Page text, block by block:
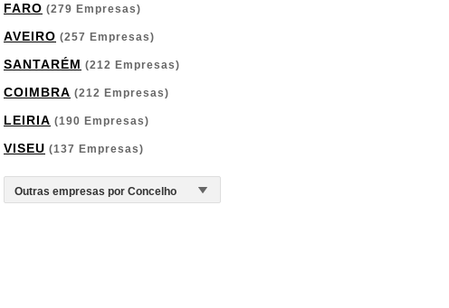
FARO (279 Empresas)
AVEIRO (257 Empresas)
SANTARÉM (212 Empresas)
COIMBRA (212 Empresas)
LEIRIA (190 Empresas)
VISEU (137 Empresas)